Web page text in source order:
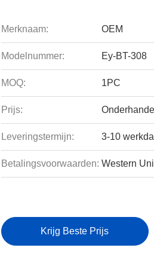
Merknaam: OEM
Modelnummer: Ey-BT-308
MOQ: 1PC
Prijs:
Leveringstermijn: 3-10
Betalingsvoorwaarden: Western
Krijg Beste Prijs